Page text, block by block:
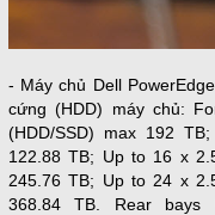
- Máy chủ Dell
cứng (HDD) máy chủ:
(HDD/SSD) max 192
122.88 TB; Up to 16 x
245.76 TB; Up to 24 x
368.84 TB. Rear bays